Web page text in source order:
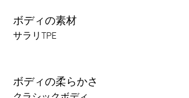
ボディの素材
サラリTPE
ボディの柔らかさ